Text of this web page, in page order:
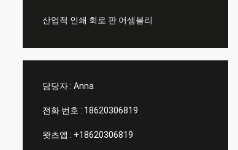
산업적 인쇄 회로 판 어셈블리
담당자 : Anna
전화 번호 : 18620306819
왓츠앱 : +18620306819